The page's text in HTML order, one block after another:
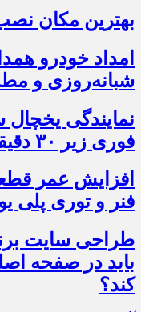
بهترین مکان
امداد خودرو
شبانه‌روزی و
نمایندگی یخچال
فوری زیر ۳۰ دقیقه
افزایش عمر
فنر و توری پلی
طراحی سایت
باید در صفحه
کند؟